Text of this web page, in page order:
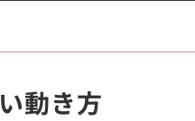
動き方